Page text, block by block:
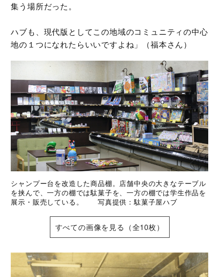
集う場所だった。
ハブも、現代版としてこの地域のコミュニティの中心
地の１つになれたらいいですよね」（福本さん）
シャンプー台を改造した商品棚。店舗中央の大きなテーブル
を挟んで、一方の棚では駄菓子を、一方の棚では学生作品を
展示・販売している。 写真提供：駄菓子屋ハブ
すべての画像を見る（全10枚）